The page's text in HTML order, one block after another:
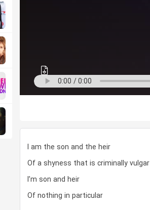
I am the son and the heir
Of a shyness that is criminally vulgar
I’m son and heir
Of nothing in particular